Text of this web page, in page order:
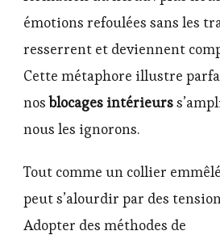
émotions refoulées sans les
resserrent et deviennent
Cette métaphore illustre
nosblocages intérieurs
nous les ignorons.
Tout comme un collier
peut s’alourdir par des
Adopter des méthodes de